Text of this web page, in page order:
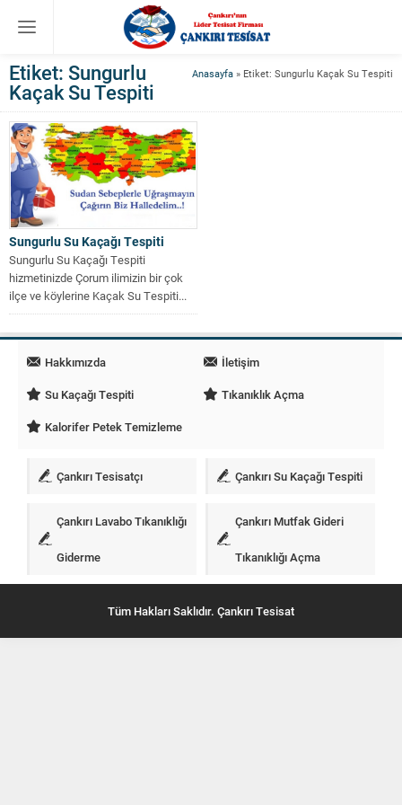
Anasayfa » Etiket: Sungurlu Kaçak Su Tespiti
Etiket: Sungurlu
Kaçak Su Tespiti
Sungurlu Su Kaçağı Tespiti
Sungurlu Su Kaçağı Tespiti
hizmetinizde Çorum ilimizin bir çok
ilçe ve köylerine Kaçak Su Tespiti...
Hakkımızda
İletişim
Su Kaçağı Tespiti
Tıkanıklık Açma
Kalorifer Petek Temizleme
Çankırı Tesisatçı Çankırı Su Kaçağı Tespiti
Çankırı Lavabo Tıkanıklığı
Giderme
Çankırı Mutfak Gideri
Tıkanıklığı Açma
Tüm Hakları Saklıdır. Çankırı Tesisat